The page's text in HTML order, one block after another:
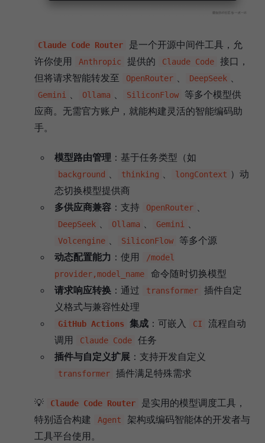
Claude Code Router
是一个开源中间件工具，允
许你使用
Anthropic 提供的 Claude Code
接口，
但将请求智能转发至
OpenRouter DeepSeek
Gemini Ollama SiliconFlow
等多个模型供
应商。无需官方账户，就能构建灵活的智能编码助
手。
模型路由管理 ：基于任务类型（如
background thinking longContext ）动
态切换模型提供商
多供应商兼容 ：支持 OpenRouter
DeepSeek Ollama Gemini
Volcengine SiliconFlow
等多个源
动态配置能力 ：使用
/model
provider,model_name
命令随时切换模型
请求响应转换 ：通过 transformer
插件自定
义格式与兼容性处理
GitHub Actions 集成 ：可嵌入 CI
流程自动
调用
Claude Code
任务
插件与自定义扩展 ：支持开发自定义
transformer 插件满足特殊需求
💡 Claude Code Router
是实用的模型调度工具，
特别适合构建
Agent
架构或编码智能体的开发者与
工具平台使用。